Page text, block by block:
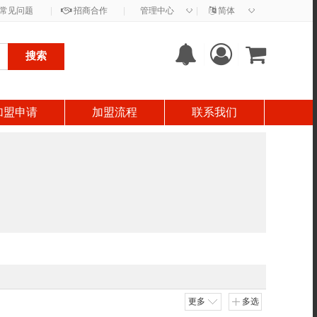
见问题 招商合作 管理中心 ◇ 简体 ◇
搜索
盟申请 加盟流程 联系我们
更多 多选